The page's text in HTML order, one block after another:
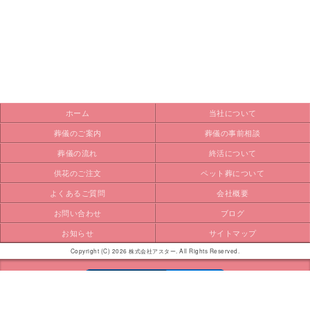
ホーム
当社について
葬儀のご案内
葬儀の事前相談
葬儀の流れ
終活について
供花のご注文
ペット葬について
よくあるご質問
会社概要
お問い合わせ
ブログ
お知らせ
サイトマップ
Copyright (C) 2026 株式会社アスター. All Rights Reserved.